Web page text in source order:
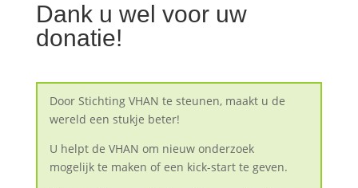
Dank u wel voor uw
donatie!
Door Stichting VHAN te steunen, maakt u de
wereld een stukje beter!
U helpt de VHAN om nieuw onderzoek
mogelijk te maken of een kick-start te geven.